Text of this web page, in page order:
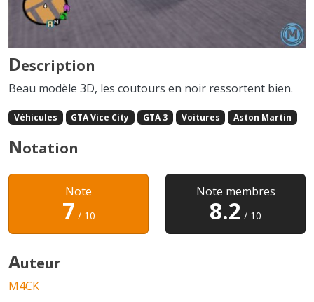
Description
Beau modèle 3D, les coutours en noir ressortent bien.
Véhicules GTA Vice City GTA 3 Voitures Aston Martin
Notation
Note
7 / 10
Note membres
8.2 / 10
Auteur
M4CK